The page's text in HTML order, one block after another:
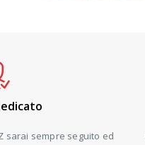
sarai sempre seguito ed